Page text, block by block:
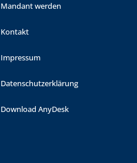
Mandant werden
Kontakt
Impressum
Datenschutzerklärung
Download AnyDesk